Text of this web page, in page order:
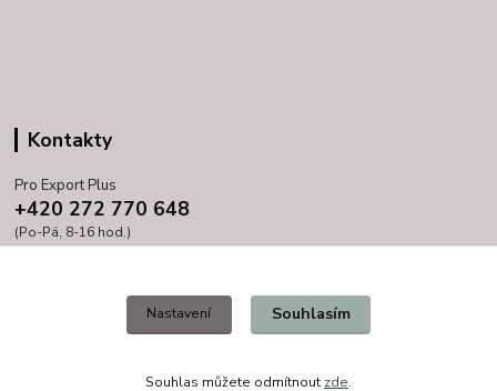
Kontakty
Pro Export Plus
+420 272 770 648
(Po-Pá, 8-16 hod.)
Nastavení Souhlasím
Souhlas můžete odmítnout zde.